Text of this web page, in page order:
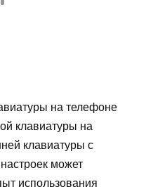
на телефоне
клавиатуры на
клавиатуры с
может
использования